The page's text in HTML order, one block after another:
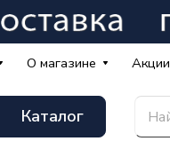
О магазине Акции
Каталог